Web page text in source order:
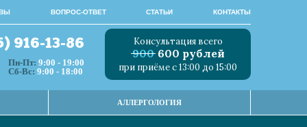
ВОПРОС-ОТВЕТ СТАТЬИ КОНТАКТЫ
916-13-86
Пн-Пт: 9:00 - 19:00
Сб-Вс: 9:00 - 18:00
Консультация всего
900 600 рублей
при приёме с 13:00 до 15:00
АЛЛЕРГОЛОГИЯ